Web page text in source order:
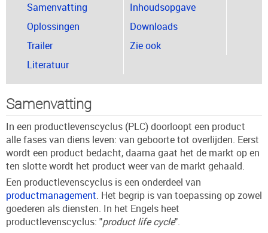
Samenvatting
Inhoudsopgave
Oplossingen
Downloads
Trailer
Zie ook
Literatuur
Samenvatting
In een productlevenscyclus (PLC) doorloopt een product
alle fases van diens leven: van geboorte tot overlijden. Eerst
wordt een product bedacht, daarna gaat het de markt op en
ten slotte wordt het product weer van de markt gehaald.
Een productlevenscyclus is een onderdeel van
productmanagement. Het begrip is van toepassing op zowel
goederen als diensten. In het Engels heet
productlevenscyclus: "product life cycle".